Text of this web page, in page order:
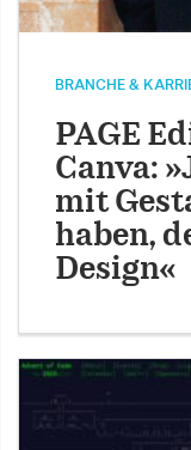
BRANCHE &
PAGE
Canva:
mit
haben,
Design«